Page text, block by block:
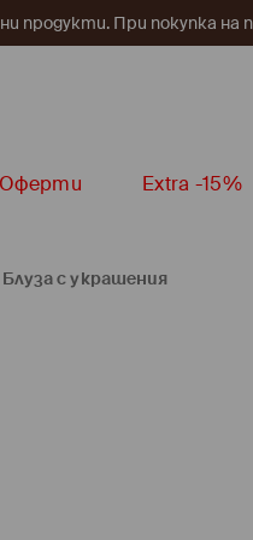
продукти. При покупка
Оферти Extra -15%
Блуза с украшения